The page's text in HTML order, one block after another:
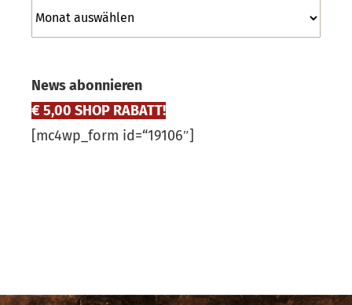
Archiv
News abonnieren
€ 5,00 SHOP RABATT!
[mc4wp_form id=“19106″]